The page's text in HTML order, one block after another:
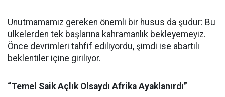
Unutmamamız gereken önemli bir husus da şudur: Bu
ülkelerden tek başlarına kahramanlık bekleyemeyiz.
Önce devrimleri tahfif ediliyordu, şimdi ise abartılı
beklentiler içine giriliyor.
“Temel Saik Açlık Olsaydı Afrika Ayaklanırdı”